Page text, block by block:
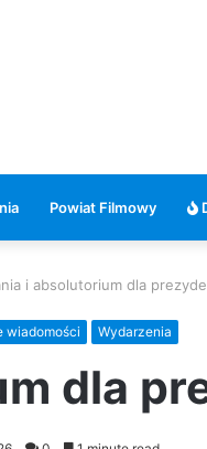
Powiat Filmowy
i absolutorium dla
wiadomości Wydarzenia
dla